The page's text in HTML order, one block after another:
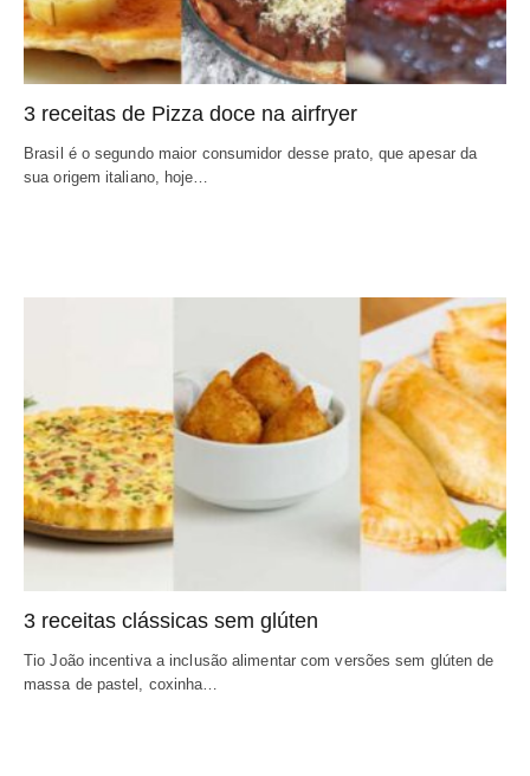
3 receitas de Pizza doce na airfryer
Brasil é o segundo maior consumidor desse prato, que apesar da
sua origem italiano, hoje…
3 receitas clássicas sem glúten
Tio João incentiva a inclusão alimentar com versões sem glúten de
massa de pastel, coxinha…